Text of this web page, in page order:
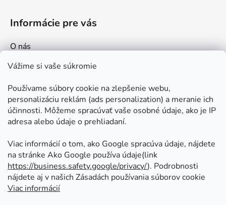
Vážime si vaše súkromie
Používame súbory cookie na zlepšenie webu,
personalizáciu reklám (ads personalization) a meranie ich
účinnosti. Môžeme spracúvať vaše osobné údaje, ako je IP
adresa alebo údaje o prehliadaní.
Viac informácií o tom, ako Google spracúva údaje, nájdete
na stránke Ako Google používa údaje(link
https://business.safety.google/privacy/⁩). Podrobnosti
nájdete aj v našich Zásadách používania súborov cookie
Viac informácií
Informácie pre vás
O nás
Kontakt
Ako nakupovať
Obchodné podmienky
Ochrana osobných údajov
Odstúpenie od zmluvy
Prijímame online platby